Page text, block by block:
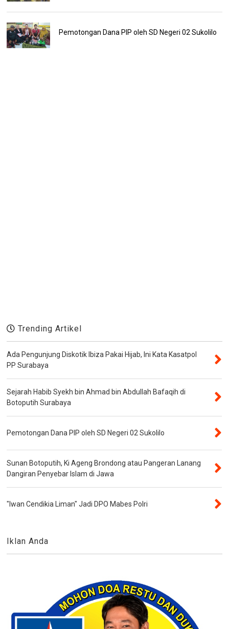
Pemotongan Dana PIP oleh SD Negeri 02 Sukolilo
Trending Artikel
Ada Pengunjung Diskotik Ibiza Pakai Hijab, Ini Kata Kasatpol
PP Surabaya
Sejarah Habib Syekh bin Ahmad bin Abdullah Bafaqih di
Botoputih Surabaya
Pemotongan Dana PIP oleh SD Negeri 02 Sukolilo
Sunan Botoputih, Ki Ageng Brondong atau Pangeran Lanang
Dangiran Penyebar Islam di Jawa
"Iwan Cendikia Liman" Jadi DPO Mabes Polri
Iklan Anda